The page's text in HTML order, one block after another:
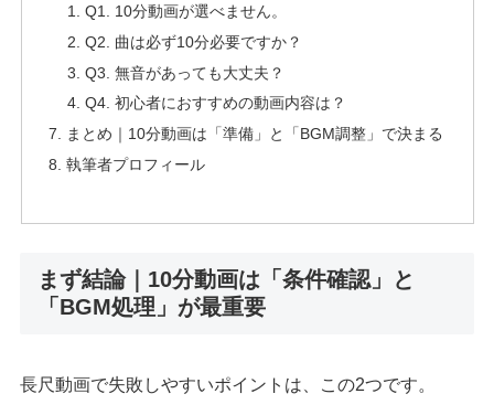
Q1. 10分動画が選べません。
Q2. 曲は必ず10分必要ですか？
Q3. 無音があっても大丈夫？
Q4. 初心者におすすめの動画内容は？
まとめ｜10分動画は「準備」と「BGM調整」で決まる
執筆者プロフィール
まず結論｜10分動画は「条件確認」と
「BGM処理」が最重要
長尺動画で失敗しやすいポイントは、この2つです。